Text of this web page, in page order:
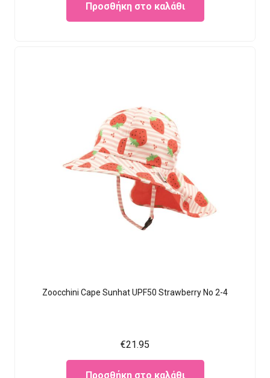
Προσθήκη στο καλάθι
Zoocchini Cape Sunhat UPF50 Strawberry No 2-4
€21.95
Προσθήκη στο καλάθι